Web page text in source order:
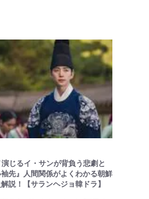
じるイ・サンが背負う悲劇と
先』人間関係がよくわかる朝鮮
説！【サランヘジョ韓ドラ】